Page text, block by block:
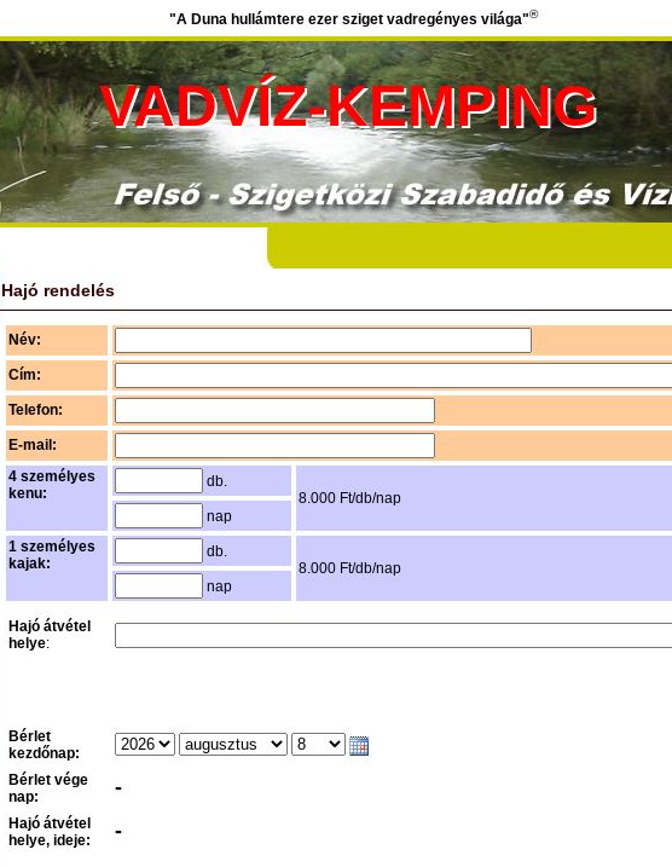
"A Duna hullámtere ezer sziget vadregényes világa"®
VADVÍZ-KEMPING
Hajó rendelés
Név:
Cím:
Telefon:
E-mail:
4 személyes
kenu:
db.
8.000 Ft/db/nap
nap
1 személyes
kajak:
db.
8.000 Ft/db/nap
nap
Hajó átvétel
helye:
Bérlet
kezdőnap:
Bérlet vége
nap:
-
Hajó átvétel
helye, ideje:
-